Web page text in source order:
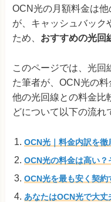
OCN光の月額料金は
が、キャッシュバック
ため、 おすすめの光回
このページでは、 光回
た筆者が、 OCN光の
他の光回線との料金比
どについて以下の流れ
OCN光｜料金内訳を徹
OCN光の料金は高い
OCN光を最も安く契約
あなたはOCN光で大